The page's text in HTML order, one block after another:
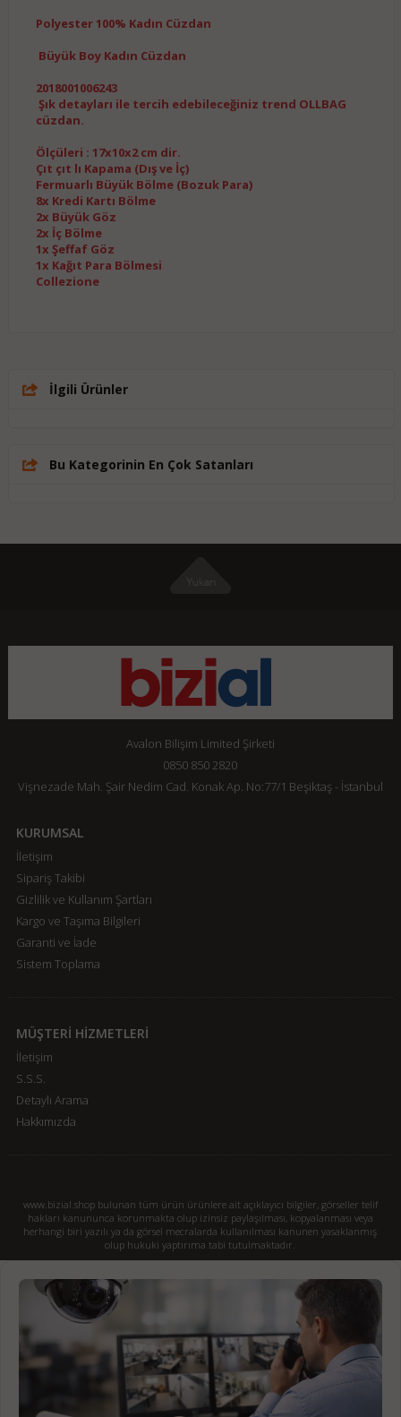
Polyester 100% Kadın Cüzdan
Büyük Boy Kadın Cüzdan
2018001006243
Şık detayları ile tercih edebileceğiniz trend OLLBAG
cüzdan.
Ölçüleri : 17x10x2 cm dir.
Çıt çıt lı Kapama (Dış ve İç)
Fermuarlı Büyük Bölme (Bozuk Para)
8x Kredi Kartı Bölme
2x Büyük Göz
2x İç Bölme
1x Şeffaf Göz
1x Kağıt Para Bölmesi
Collezione
İlgili Ürünler
Bu Kategorinin En Çok Satanları
Avalon Bilişim Limited Şirketi
0850 850 2820
Vişnezade Mah. Şair Nedim Cad. Konak Ap. No:77/1 Beşiktaş - İstanbul
KURUMSAL
İletişim
Sipariş Takibi
Gizlilik ve Kullanım Şartları
Kargo ve Taşıma Bilgileri
Garanti ve İade
Sistem Toplama
MÜŞTERİ HİZMETLERİ
İletişim
S.S.S.
Detaylı Arama
Hakkımızda
www.bizial.shop bulunan tüm ürün ürünlere ait açıklayıcı bilgiler, görseller telif
hakları kanununca korunmakta olup izinsiz paylaşılması, kopyalanması veya
herhangi biri yazılı ya da görsel mecralarda kullanılması kanunen yasaklanmış
olup hukuki yaptırıma tabi tutulmaktadır.